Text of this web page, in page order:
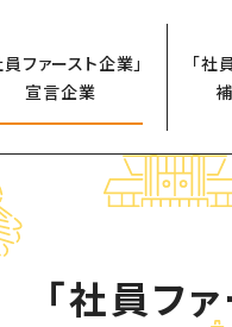
員ファースト企業」
宣言企業
「社
「社員フ